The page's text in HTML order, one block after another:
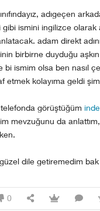
adıgeçen
ismini ingilizce olarak
adam direkt
birbirne duyduğu
bi ismim olsa ben nasıl
etmek kolayıma geldi
görüştüğüm
mevzuğunu da anlattım,
dile getiremedim bak
0